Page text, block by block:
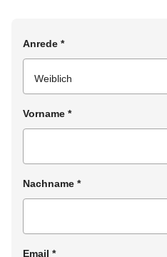
Anrede *
Vorname *
Nachname *
Email *